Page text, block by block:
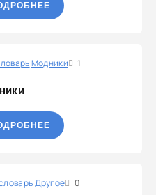
Модники 1
Другое 0